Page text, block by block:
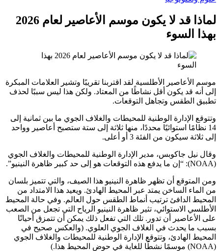
لماذا قد لا يكون موسم الأعاصير لعام 2026
بهذا السوء
موسم الأعاصير الأطلسية لقد اقتربنا تقريبًا وتشير العلامات المبكرة
إلى أنه قد يكون أقل نشاطًا من المعتاد. ولكن هذا ليس سببًا لحذف
تطبيق الطقس وتجاهل التوقعات.
وتتوقع الإدارة الوطنية للمحيطات والغلاف الجوي ما بين ثمانية إلى
14 نظامًا استوائيًا محددًا، منها ثلاثة إلى ستة ستصبح أعاصير وواحد
إلى ثلاثة سيكون من الفئة 3 أو أعلى.
وقال نيل جاكوبس، مدير الإدارة الوطنية للمحيطات والغلاف الجوي
(NOAA): “إن ما يدفع هذه التوقعات هو إلى حد كبير ظاهرة النينيو”.
ومن المتوقع أن تظهر ظاهرة النينيو هذا الصيف، والتي تتميز بلسان
من الماء الساخن يمتد عبر المحيط الهادئ. ويعيد هذا الامتداد من
المحيط الدافئ ترتيب أنماط الطقس حول العالم. وفي حالة المحيط
الأطلسي الاستوائي، تثير ظاهرة النينيو الرياح التي تجعل من الصعب
على الأعاصير أن تدور. تلك التي تفعل ذلك يمكن أن تتمزق أحيانًا
بسبب ما يحدث في الغلاف الجوي العلوي. (والعكس صحيح في
المحيط الهادئ، وتتوقع الإدارة الوطنية للمحيطات والغلاف الجوي
(NOAA) موسمًا نشطًا للغاية في حوض المحيط هذا.)